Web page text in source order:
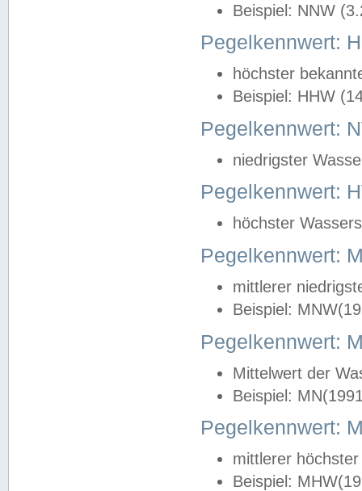
Beispiel: NNW
Pegelkennwert:
höchster
Beispiel: HHW
Pegelkennwert:
niedrigster
Pegelkennwert:
höchster
Pegelkennwert:
mittlerer
Beispiel:
Pegelkennwert:
Mittelwert der
Beispiel:
Pegelkennwert:
mittlerer
Beispiel: